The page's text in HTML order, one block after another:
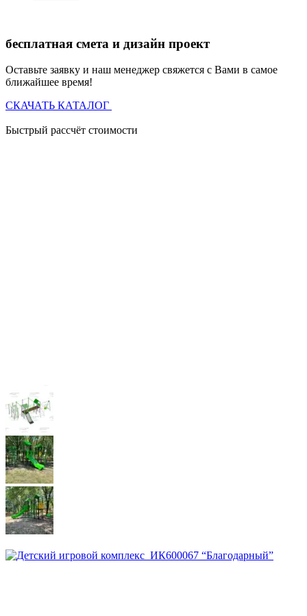
бесплатная смета и дизайн проект
Оставьте заявку и наш менеджер свяжется с Вами в самое
ближайшее время!
СКАЧАТЬ КАТАЛОГ
Быстрый рассчёт стоимости